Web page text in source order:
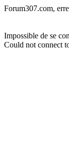
Forum307.com,
Impossible de se
Could not connect